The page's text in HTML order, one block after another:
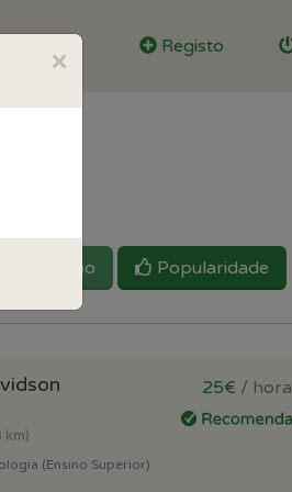
Registo
Reputação Popularidade
km)
(Ensino Superior)
25€ / hora
×